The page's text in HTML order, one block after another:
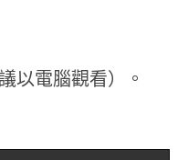
以電腦觀看）。